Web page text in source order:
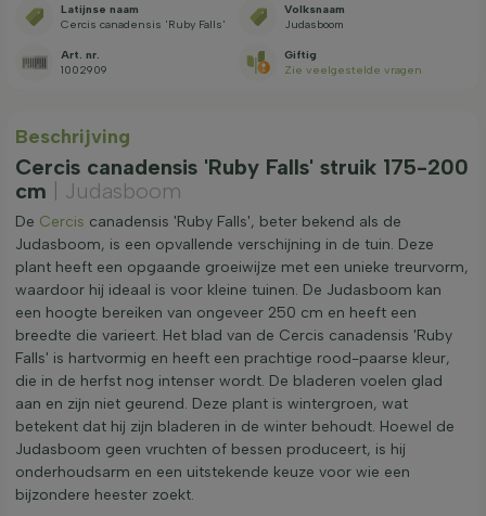
Latijnse naam
Cercis canadensis 'Ruby Falls'
Volksnaam
Judasboom
Art. nr.
1002909
Giftig
Zie veelgestelde vragen
Beschrijving
Cercis canadensis 'Ruby Falls' struik 175-200
cm
| Judasboom
De Cercis canadensis 'Ruby Falls', beter bekend als de
Judasboom, is een opvallende verschijning in de tuin. Deze
plant heeft een opgaande groeiwijze met een unieke treurvorm,
waardoor hij ideaal is voor kleine tuinen. De Judasboom kan
een hoogte bereiken van ongeveer 250 cm en heeft een
breedte die varieert. Het blad van de Cercis canadensis 'Ruby
Falls' is hartvormig en heeft een prachtige rood-paarse kleur,
die in de herfst nog intenser wordt. De bladeren voelen glad
aan en zijn niet geurend. Deze plant is wintergroen, wat
betekent dat hij zijn bladeren in de winter behoudt. Hoewel de
Judasboom geen vruchten of bessen produceert, is hij
onderhoudsarm en een uitstekende keuze voor wie een
bijzondere heester zoekt.